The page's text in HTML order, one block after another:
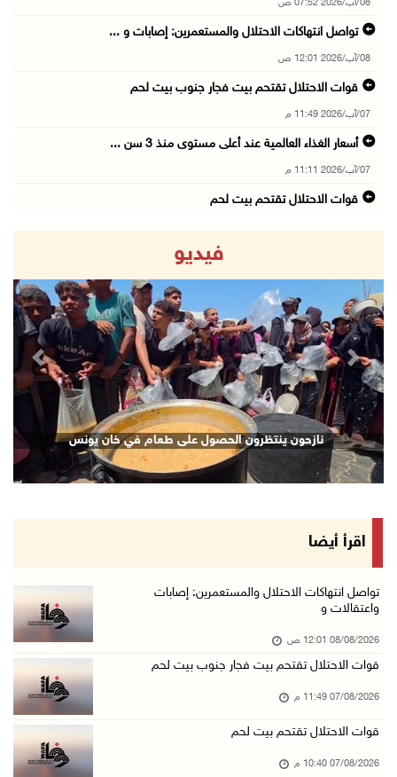
08/آب/2026 07:52 ص
تواصل انتهاكات الاحتلال والمستعمرين: إصابات و ...
08/آب/2026 12:01 ص
قوات الاحتلال تقتحم بيت فجار جنوب بيت لحم
07/آب/2026 11:49 م
أسعار الغذاء العالمية عند أعلى مستوى منذ 3 سن ...
07/آب/2026 11:11 م
قوات الاحتلال تقتحم بيت لحم
قوات الاحتلال تعتقل طفلا من قرية عنزا جنوب جن ...
07/آب/2026 10:17 م
قوات الاحتلال تغلق مداخل يعبد جنوب غرب جنين
07/آب/2026 10:15 م
الاحتلال يعيق تنقل المواطنين ويقتحم بلدات شرق ...
07/آب/2026 08:52 م
إصابة مواطنين في اعتداء للمستعمرين في بيت دجن
07/آب/2026 08:48 م
نادي الأسير: تجديد أمرَ منع زيارات الأسرى إجر ...
مستعمرون يهاجمون قرية أبو نجيم ويصيبون مواطني ...
مستعمرون يهاجمون مساكن المواطنين في خربة الحم ...
بعد تجديد منع زيارات المعتقلين: أبو الحمص يدع ...
07/آب/2026 06:26 م
الرئاسة ترحب بإطلاق السعودية التحالف البحري ا ...
07/آب/2026 06:17 م
(محدث) نابلس: إصابة مواطن واعتقاله إثر هجوم ل ...
فيديو
نازحون ينتظرون الحصول على طعام في خان يونس
Next
اقرأ أيضا
تواصل انتهاكات الاحتلال والمستعمرين: إصابات
واعتقالات و
08/08/2026 12:01 ص
قوات الاحتلال تقتحم بيت فجار جنوب بيت لحم
07/08/2026 11:49 م
قوات الاحتلال تقتحم بيت لحم
07/08/2026 10:40 م